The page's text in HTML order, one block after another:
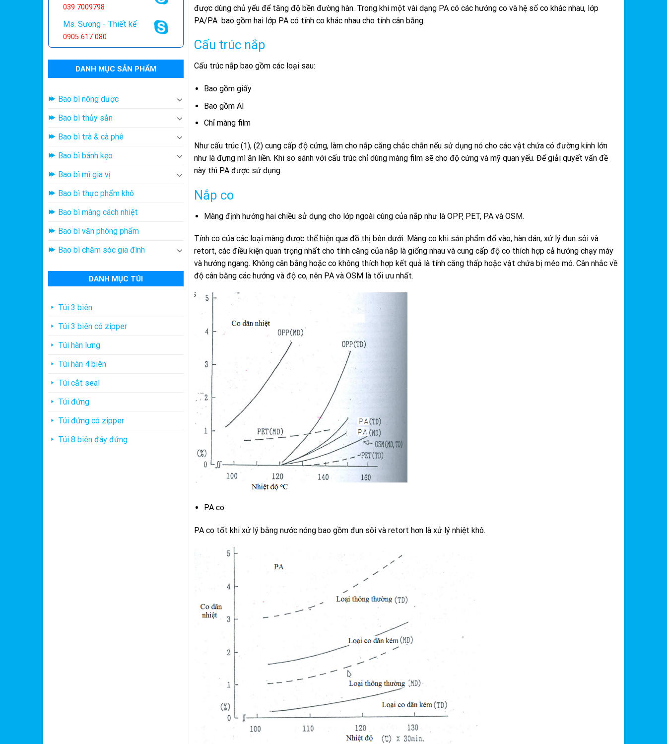
039 7009798
Ms. Sương - Thiết kế
0905 617 080
DANH MỤC SẢN PHẨM
Bao bì nông dược
Bao bì thủy sản
Bao bì trà & cà phê
Bao bì bánh kẹo
Bao bì mì gia vị
Bao bì thực phẩm khô
Bao bì màng cách nhiệt
Bao bì văn phòng phẩm
Bao bì chăm sóc gia đình
DANH MỤC TÚI
Túi 3 biên
Túi 3 biên có zipper
Túi hàn lưng
Túi hàn 4 biên
Túi cắt seal
Túi đứng
Túi đứng có zipper
Túi 8 biên đáy đứng
được dùng chủ yếu để tăng độ bền đường hàn. Trong khi một vài dạng PA có các hướng co và hệ số co khác nhau, lớp
PA/PA bao gồm hai lớp PA có tính co khác nhau cho tính cân bằng.
Cấu trúc nắp
Cấu trúc nắp bao gồm các loại sau:
Bao gồm giấy
Bao gồm Al
Chỉ màng film
Như cấu trúc (1), (2) cung cấp độ cứng, làm cho nắp căng chắc chắn nếu sử dụng nó cho các vật chứa có đường kính lớn
như là đựng mì ăn liền. Khi so sánh với cấu trúc chỉ dùng màng film sẽ cho độ cứng và mỹ quan yếu. Để giải quyết vấn đề
này thì PA được sử dụng.
Nắp co
Màng định hướng hai chiều sử dụng cho lớp ngoài cùng của nắp như là OPP, PET, PA và OSM.
Tính co của các loại màng được thể hiện qua đồ thị bên dưới. Màng co khi sản phẩm đổ vào, hàn dán, xử lý đun sôi và
retort, các điều kiện quan trọng nhất cho tính căng của nắp là giống nhau và cung cấp độ co thích hợp cả hướng chạy máy
và hướng ngang. Không cân bằng hoặc co không thích hợp kết quả là tính căng thấp hoặc vật chứa bị méo mó. Cân nhắc về
độ cân bằng các hướng và độ co, nên PA và OSM là tối ưu nhất.
PA co
PA co tốt khi xử lý bằng nước nóng bao gồm đun sôi và retort hơn là xử lý nhiệt khô.